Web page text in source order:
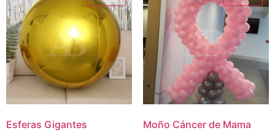
Esferas Gigantes Moño Cáncer de Mama